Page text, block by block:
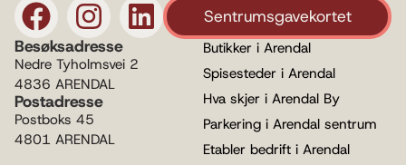
Sentrumsgavekortet
Besøksadresse
Nedre Tyholmsvei 2
4836 ARENDAL
Postadresse
Postboks 45
4801 ARENDAL
Butikker i Arendal
Spisesteder i Arendal
Hva skjer i Arendal By
Parkering i Arendal sentrum
Etabler bedrift i Arendal